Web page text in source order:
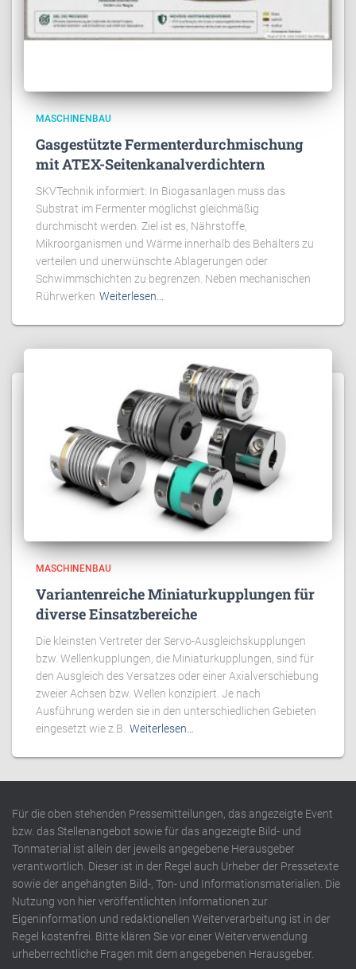
MASCHINENBAU
Gasgestützte Fermenterdurchmischung
mit ATEX-Seitenkanalverdichtern
SKVTechnik informiert: In Biogasanlagen muss das
Substrat im Fermenter möglichst gleichmäßig
durchmischt werden. Ziel ist es, Nährstoffe,
Mikroorganismen und Wärme innerhalb des Behälters zu
verteilen und unerwünschte Ablagerungen oder
Schwimmschichten zu begrenzen. Neben mechanischen
Rührwerken Weiterlesen…
MASCHINENBAU
Variantenreiche Miniaturkupplungen für
diverse Einsatzbereiche
Die kleinsten Vertreter der Servo-Ausgleichskupplungen
bzw. Wellenkupplungen, die Miniaturkupplungen, sind für
den Ausgleich des Versatzes oder einer Axialverschiebung
zweier Achsen bzw. Wellen konzipiert. Je nach
Ausführung werden sie in den unterschiedlichen Gebieten
eingesetzt wie z.B. Weiterlesen…
Für die oben stehenden Pressemitteilungen, das angezeigte Event
bzw. das Stellenangebot sowie für das angezeigte Bild- und
Tonmaterial ist allein der jeweils angegebene Herausgeber
verantwortlich. Dieser ist in der Regel auch Urheber der Pressetexte
sowie der angehängten Bild-, Ton- und Informationsmaterialien. Die
Nutzung von hier veröffentlichten Informationen zur
Eigeninformation und redaktionellen Weiterverarbeitung ist in der
Regel kostenfrei. Bitte klären Sie vor einer Weiterverwendung
urheberrechtliche Fragen mit dem angegebenen Herausgeber.